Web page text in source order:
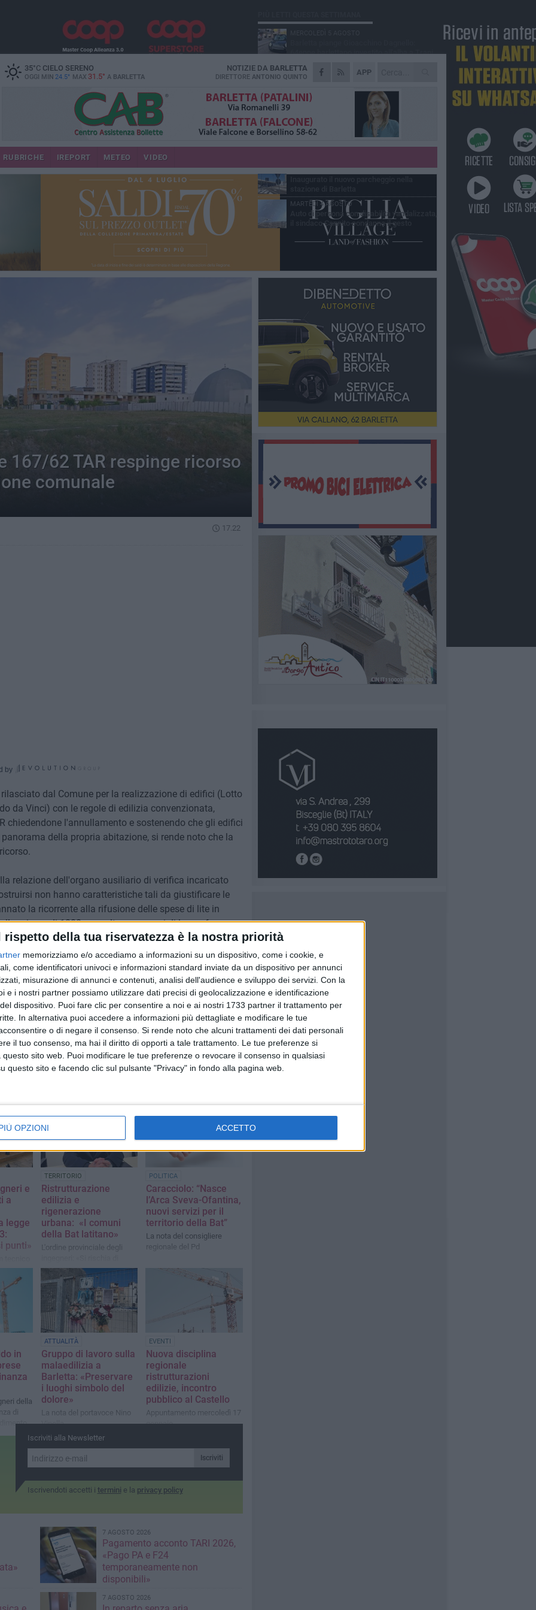
rispetto della tua riservatezza è la nostra priorità
memorizziamo e/o accediamo a informazioni su un dispositivo, come i cookie, e
come identificatori univoci e informazioni standard inviate da un dispositivo per annunci
misurazione di annunci e contenuti, analisi dell'audience e sviluppo dei servizi. Con la
e i nostri partner possiamo utilizzare dati precisi di geolocalizzazione e identificazione
dispositivo. Puoi fare clic per consentire a noi e ai nostri 1733 partner il trattamento per
In alternativa puoi accedere a informazioni più dettagliate e modificare le tue
o di negare il consenso. Si rende noto che alcuni trattamenti dei dati personali
il tuo consenso, ma hai il diritto di opporti a tale trattamento. Le tue preferenze si
sito web. Puoi modificare le tue preferenze o revocare il consenso in qualsiasi
questo sito e facendo clic sul pulsante "Privacy" in fondo alla pagina web.
OPZIONI ACCETTO
35°CCIELO SERENO
OGGI MIN 24.5° MAX 31.5° A BARLETTA
APP
NOTIZIE DA BARLETTA
DIRETTORE ANTONIO QUINTO
RUBRICHE IREPORT METEO VIDEO
167/62 TAR respinge ricorso
comunale
17.22
by
dal Comune per la realizzazione di edifici (Lotto
da Vinci) con le regole di edilizia convenzionata,
chiedendone l'annullamento e sostenendo che gli edifici
della propria abitazione, si rende noto che la
relazione dell'organo ausiliario di verifica incaricato
non hanno caratteristiche tali da giustificare le
la ricorrente alla rifusione delle spese di lite in
misura di 1000 euro oltre accessori di legge, fermo
al verificatore, già anticipato dal Comune di Barletta,
e
a
legge
punti»
TERRITORIO
Ristrutturazione
edilizia e
rigenerazione
urbana: «I comuni
della Bat latitano»
L'ordine provinciale degli
condizionare il settore
dell’edilizia»
POLITICA
Caracciolo: “Nasce
l’Arca Sveva-Ofantina,
nuovi servizi per il
territorio della Bat”
La nota del consigliere
regionale del Pd
in
della
di
ATTUALITÀ
Gruppo di lavoro sulla
malaedilizia a
Barletta: «Preservare
i luoghi simbolo del
dolore»
La nota del portavoce Nino
Vinella
EVENTI
Nuova disciplina
regionale
ristrutturazioni
edilizie, incontro
pubblico al Castello
Appuntamento mercoledì 17
gennaio
Iscriviti alla Newsletter
Iscriviti
Iscrivendoti accetti i termini e la privacy policy
7 AGOSTO 2026
Pagamento acconto TARI 2026,
«Pago PA e F24
temporaneamente non
disponibili»
7 AGOSTO 2026
64enne barlettano investito all'alba a Trani
GIOVEDÌ 6 AGOSTO
Il ricordo di "Cecco", il benzinaio col
separavano dalla pensione»
MERCOLEDÌ 5 AGOSTO
Jova Summer Party, giovedì mattina
sopralluogo nell'area dell'evento
DOMENICA 2 AGOSTO
Beni confiscati alla mafia. Nasce il servizio
VENERDÌ 31 LUGLIO
MARTEDÌ 4 AGOSTO
Auto di persona con disabilità vandalizzata,
il sindaco Cannito condanna il gesto